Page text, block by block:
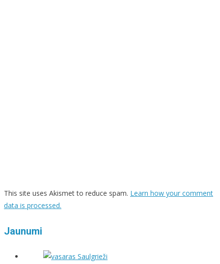
This site uses Akismet to reduce spam. Learn how your comment
data is processed.
Jaunumi